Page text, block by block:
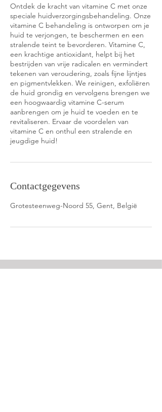
Ontdek de kracht van vitamine C met onze
speciale huidverzorgingsbehandeling. Onze
vitamine C behandeling is ontworpen om je
huid te verjongen, te beschermen en een
stralende teint te bevorderen. Vitamine C,
een krachtige antioxidant, helpt bij het
bestrijden van vrije radicalen en vermindert
tekenen van veroudering, zoals fijne lijntjes
en pigmentvlekken. We reinigen, exfoliëren
de huid grondig en vervolgens brengen we
een hoogwaardig vitamine C-serum
aanbrengen om je huid te voeden en te
revitaliseren. Ervaar de voordelen van
vitamine C en onthul een stralende en
jeugdige huid!
Contactgegevens
Grotesteenweg-Noord 55, Gent, België